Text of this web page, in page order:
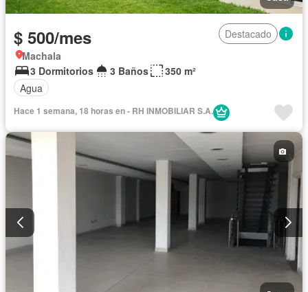
$ 500/mes
Destacado
Machala
3 Dormitorios
3 Baños
350 m²
Agua
Hace 1 semana, 18 horas en - RH INMOBILIAR S.A.